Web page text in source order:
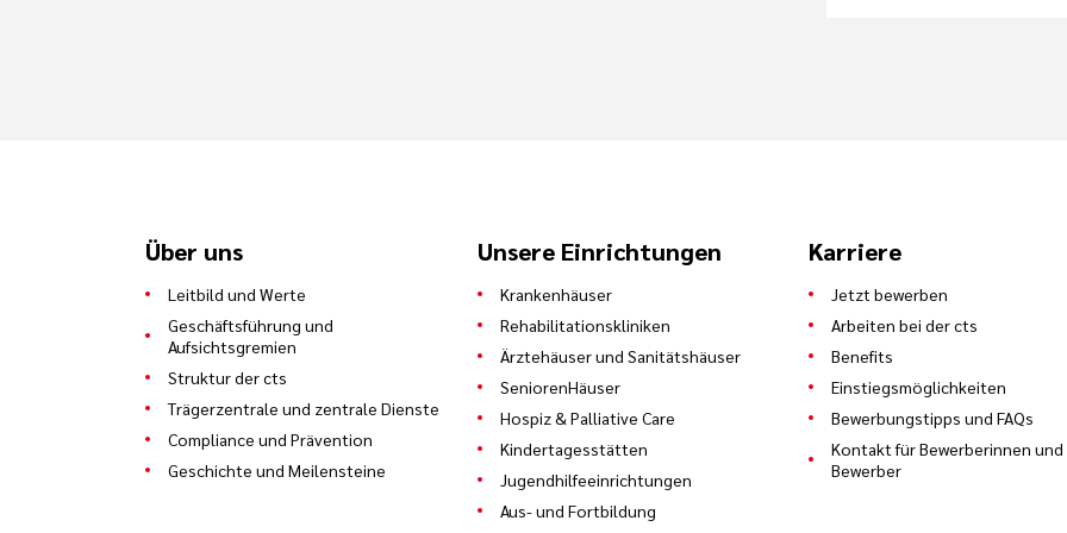
Betriebsbezogene Tätigkeiten
Mithilfe bei Reparaturen und Instandhaltungsmaßnahmen
Einlagerung und Ausgabe von Verbrauchsartikeln aus dem Zentrallager
Betriebsräume und Anlagen besenrein sauberhalten
Durchführen der Aufgaben im Rahmen der Verkehrssicherheit (z. B. dürre Bäume,
Über uns
Leitbild und Werte
Geschäftsführung und
Aufsichtsgremien
Struktur der cts
Trägerzentrale und zentrale Dienste
Compliance und Prävention
Geschichte und Meilensteine
Unsere Einrichtungen
Krankenhäuser
Rehabilitationskliniken
Ärztehäuser und Sanitätshäuser
SeniorenHäuser
Hospiz & Palliative Care
Kindertagesstätten
Jugendhilfeeinrichtungen
Aus- und Fortbildung
Karriere
Jetzt bewerben
Arbeiten bei der cts
Benefits
Einstiegsmöglichkeiten
Bewerbungstipps und FAQs
Kontakt für Bewerberinnen und
Bewerber